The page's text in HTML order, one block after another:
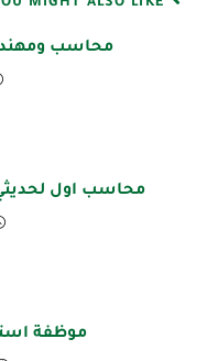
MIGHT ALSO LIKE
محاسب
محاسب اول لحديثي
موظفة